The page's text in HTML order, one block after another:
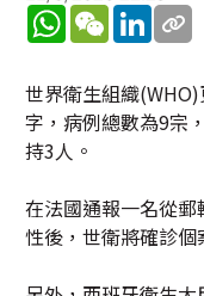
WhatsApp
WeChat
世界衛生組織
字，病例總數為9宗
持3人。
在法國通報一名從
性後，世衛將確診個